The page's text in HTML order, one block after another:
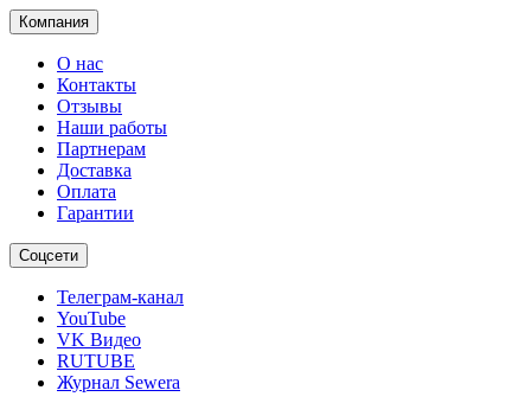
Компания
О нас
Контакты
Отзывы
Наши работы
Партнерам
Доставка
Оплата
Гарантии
Соцсети
Телеграм-канал
YouTube
VK Видео
RUTUBE
Журнал Sewera